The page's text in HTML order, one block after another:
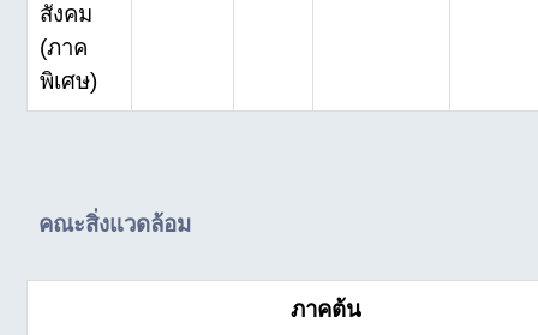
สังคม
(ภาค
พิเศษ)
คณะสิ่งแวดล้อม
ภาคต้น